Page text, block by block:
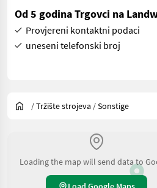
Od 5 godina Trgovci na
Provjereni kontaktni podaci
uneseni telefonski broj
/Tržište strojeva /Sonstige
Loading the map will send data to